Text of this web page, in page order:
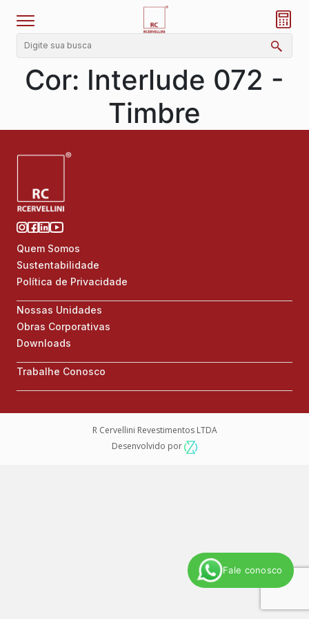
Fale conosco
Cor: Interlude 072 -
Timbre
Quem Somos
Sustentabilidade
Política de Privacidade
Nossas Unidades
Obras Corporativas
Downloads
Trabalhe Conosco
R Cervellini Revestimentos LTDA
Desenvolvido por